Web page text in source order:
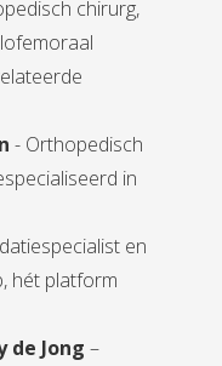
chirurg,
- Orthopedisch
in
en
hét platform
de Jong –